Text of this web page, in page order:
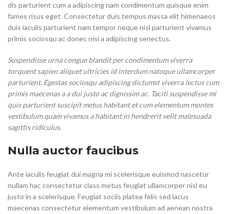
dis parturient cum a adipiscing nam condimentum quisque enim
fames risus eget. Consectetur duis tempus massa elit himenaeos
duis iaculis parturient nam tempor neque nisl parturient vivamus
primis sociosqu ac donec nisi a adipiscing senectus.
Suspendisse urna congue blandit per condimentum viverra
torquent sapien aliquet ultricies id interdum natoque ullamcorper
parturient. Egestas sociosqu adipiscing dictumst viverra lectus cum
primis maecenas a a dui justo ac dignissim ac. Taciti suspendisse mi
quis parturient suscipit metus habitant et cum elementum montes
vestibulum quam vivamus a habitant in hendrerit velit malesuada
sagittis ridiculus.
Nulla auctor faucibus
Ante iaculis feugiat dui magna mi scelerisque euismod nascetur
nullam hac consectetur class metus feugiat ullamcorper nisl eu
justo in a scelerisque. Feugiat sociis platea felis sed lacus
maecenas consectetur elementum vestibulum ad aenean nostra